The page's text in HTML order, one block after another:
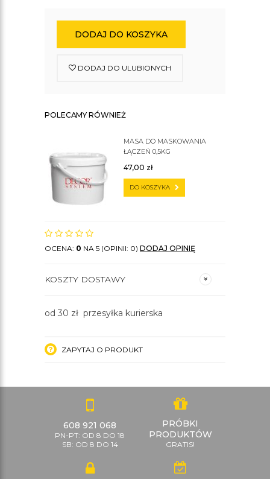
DODAJ DO KOSZYKA
DODAJ DO ULUBIONYCH
POLECAMY RÓWNIEŻ
MASA DO MASKOWANIA
ŁĄCZEŃ 0,5KG
47,00 zł
DO KOSZYKA
OCENA: 0 NA 5 (OPINII: 0) DODAJ OPINIĘ
KOSZTY DOSTAWY
od 30 zł przesyłka kurierska
ZAPYTAJ O PRODUKT
608 921 068
PN-PT: OD 8 DO 18
SB: OD 8 DO 14
PRÓBKI
PRODUKTÓW
GRATIS!